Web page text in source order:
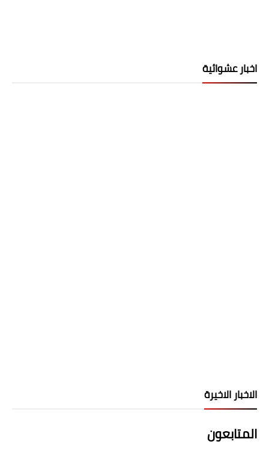
اخبار عشوائية
الاخبار الاخيرة
المتابعون